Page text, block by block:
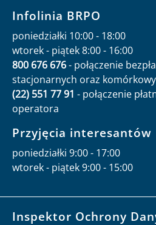
Infolinia BRPO
poniedziałki 10:00 - 18:00
wtorek - piątek 8:00 - 16:00
800 676 676- połączenie
stacjonarnych oraz
(22) 551 77 91 - połączenie
operatora
Przyjęcia interesantów
poniedziałki 9:00 - 17:00
wtorek - piątek 9:00 - 15:00
Inspektor Ochrony